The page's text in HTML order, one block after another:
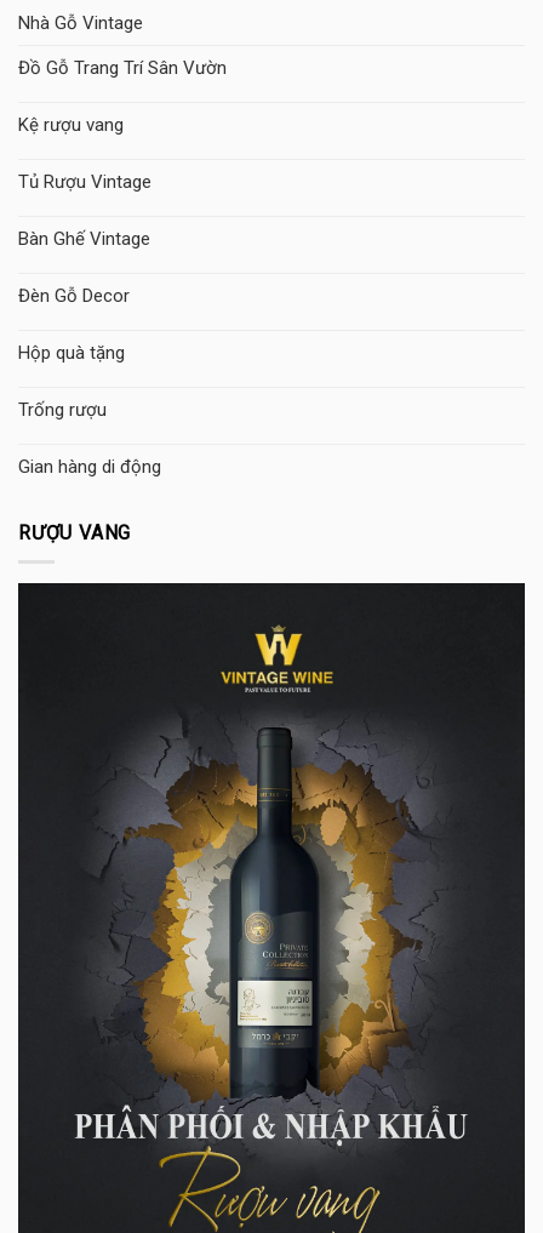
Nhà Gỗ Vintage
Đồ Gỗ Trang Trí Sân Vườn
Kệ rượu vang
Tủ Rượu Vintage
Bàn Ghế Vintage
Đèn Gỗ Decor
Hộp quà tặng
Trống rượu
Gian hàng di động
RƯỢU VANG